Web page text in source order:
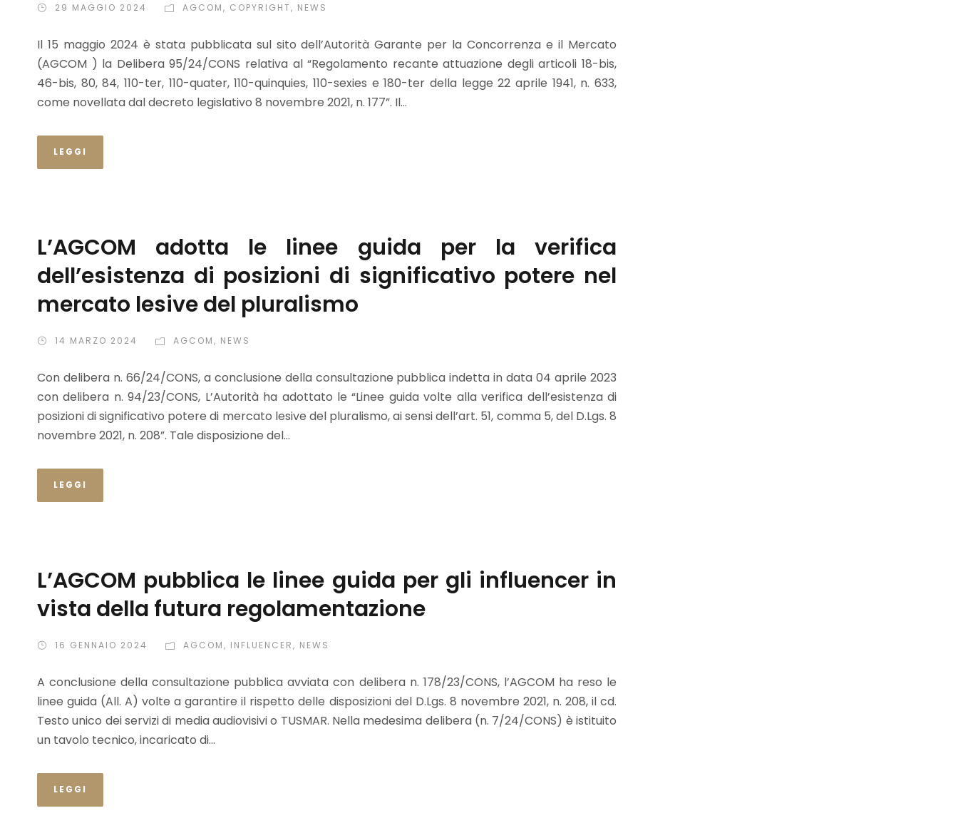
29 MAGGIO 2024 AGCOM, COPYRIGHT, NEWS
Il 15 maggio 2024 è stata pubblicata sul sito dell’Autorità Garante per la Concorrenza e il Mercato
(AGCOM ) la Delibera 95/24/CONS relativa al “Regolamento recante attuazione degli articoli 18-bis,
46-bis, 80, 84, 110-ter, 110-quater, 110-quinquies, 110-sexies e 180-ter della legge 22 aprile 1941, n. 633,
come novellata dal decreto legislativo 8 novembre 2021, n. 177”. Il...
LEGGI
L’AGCOM adotta le linee guida per la verifica
dell’esistenza di posizioni di significativo potere nel
mercato lesive del pluralismo
14 MARZO 2024 AGCOM, NEWS
Con delibera n. 66/24/CONS, a conclusione della consultazione pubblica indetta in data 04 aprile 2023
con delibera n. 94/23/CONS, L’Autorità ha adottato le “Linee guida volte alla verifica dell’esistenza di
posizioni di significativo potere di mercato lesive del pluralismo, ai sensi dell’art. 51, comma 5, del D.Lgs. 8
novembre 2021, n. 208”. Tale disposizione del...
LEGGI
L’AGCOM pubblica le linee guida per gli influencer in
vista della futura regolamentazione
16 GENNAIO 2024 AGCOM, INFLUENCER, NEWS
A conclusione della consultazione pubblica avviata con delibera n. 178/23/CONS, l’AGCOM ha reso le
linee guida (All. A) volte a garantire il rispetto delle disposizioni del D.Lgs. 8 novembre 2021, n. 208, il cd.
Testo unico dei servizi di media audiovisivi o TUSMAR. Nella medesima delibera (n. 7/24/CONS) è istituito
un tavolo tecnico, incaricato di...
LEGGI